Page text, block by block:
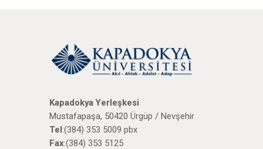
Kapadokya Yerleşkesi
Mustafapaşa, 50420 Ürgüp / Nevşehir
Tel:(384) 353 5009 pbx
Fax:(384) 353 5125